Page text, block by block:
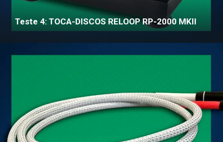
Teste 4: TOCA-DISCOS RELOOP RP-2000 MKII